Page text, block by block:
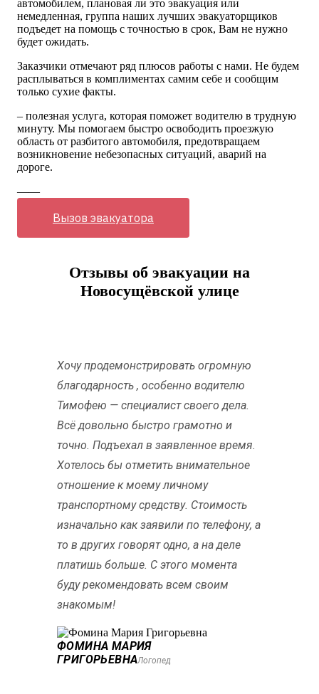
автомобилем, плановая ли это эвакуация или
немедленная, группа наших лучших эвакуаторщиков
подъедет на помощь с точностью в срок, Вам не нужно
будет ожидать.
Заказчики отмечают ряд плюсов работы с нами. Не будем
расплываться в комплиментах самим себе и сообщим
только сухие факты.
– полезная услуга, которая поможет водителю в трудную
минуту. Мы помогаем быстро освободить проезжую
область от разбитого автомобиля, предотвращаем
возникновение небезопасных ситуаций, аварий на
дороге.
——
Вызов эвакуатора
Отзывы об эвакуации на
Новосущёвской улице
Хочу продемонстрировать огромную
благодарность , особенно водителю
Тимофею — специалист своего дела.
Всё довольно быстро грамотно и
точно. Подъехал в заявленное время.
Хотелось бы отметить внимательное
отношение к моему личному
транспортному средству. Стоимость
изначально как заявили по телефону, а
то в других говорят одно, а на деле
платишь больше. С этого момента
буду рекомендовать всем своим
знакомым!
ФОМИНА МАРИЯ
ГРИГОРЬЕВНАЛогопед